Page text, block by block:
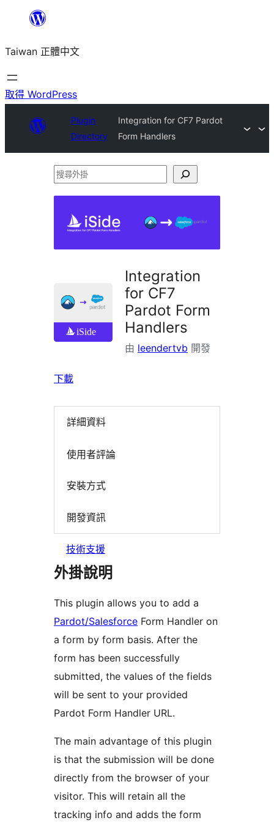
主
要
內
Taiwan 正體中文
取得 WordPress
Plugin
Directory
Integration for CF7 Pardot
Form Handlers
搜
Integration
for CF7
Pardot Form
Handlers
由 leendertvb 開發
下載
詳細資料
使用者評論
安裝方式
開發資訊
技術支援
外掛說明
This plugin allows you to add a
Pardot/Salesforce Form Handler on
a form by form basis. After the
form has been successfully
submitted, the values of the fields
will be sent to your provided
Pardot Form Handler URL.
The main advantage of this plugin
is that the submission will be done
directly from the browser of your
visitor. This will retain all the
tracking info and adds the form